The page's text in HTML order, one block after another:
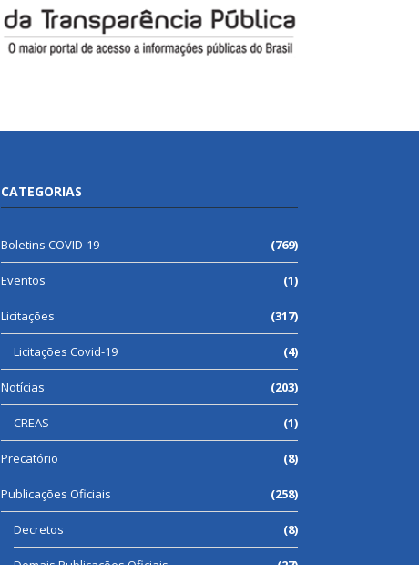
CATEGORIAS
Boletins COVID-19 (769)
Eventos (1)
Licitações (317)
Licitações Covid-19 (4)
Notícias (203)
CREAS (1)
Precatório (8)
Publicações Oficiais (258)
Decretos (8)